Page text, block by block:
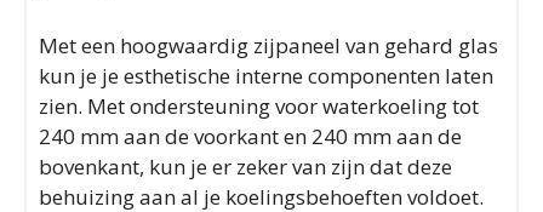
Met een hoogwaardig zijpaneel van gehard glas
kun je je esthetische interne componenten laten
zien. Met ondersteuning voor waterkoeling tot
240 mm aan de voorkant en 240 mm aan de
bovenkant, kun je er zeker van zijn dat deze
behuizing aan al je koelingsbehoeften voldoet.